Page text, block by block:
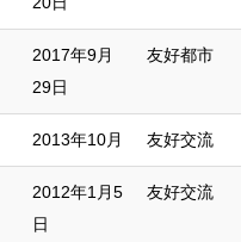
2017年9月
29日
友好都市
2013年10月 友好交流
2012年1月5
日
友好交流